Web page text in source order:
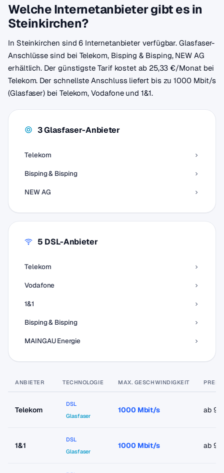
Welche Internetanbieter gibt es in
Steinkirchen?
In Steinkirchen sind 6 Internetanbieter verfügbar. Glasfaser-
Anschlüsse sind bei Telekom, Bisping & Bisping, NEW AG
erhältlich. Der günstigste Tarif kostet ab 25,33 €/Monat bei
Telekom. Der schnellste Anschluss liefert bis zu 1000 Mbit/s
(Glasfaser) bei Telekom, Vodafone und 1&1.
3 Glasfaser-Anbieter
Telekom
Bisping & Bisping
NEW AG
5 DSL-Anbieter
Telekom
Vodafone
1&1
Bisping & Bisping
MAINGAU Energie
ANBIETER TECHNOLOGIE MAX. GESCHWINDIGKEIT PREIS
Telekom
DSL
Glasfaser
1000 Mbit/s ab
1&1
DSL
Glasfaser
1000 Mbit/s ab